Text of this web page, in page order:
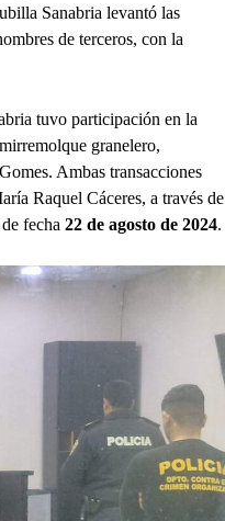
Sanabria levantó las
de terceros, con la
tuvo participación en la
granelero,
Ambas transacciones
Raquel Cáceres, a través de
fecha 22 de agosto de 2024.